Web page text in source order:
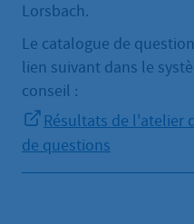
Lorsbach.
Le catalogue de
lien suivant dans le
conseil :
Résultats de l'atelier
de questions